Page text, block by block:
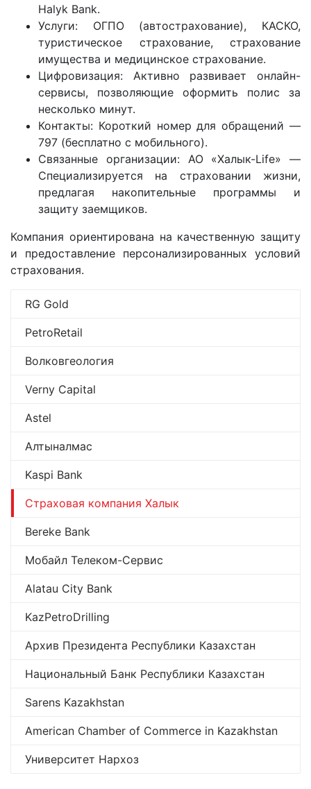
Halyk Bank.
Услуги: ОГПО (автострахование), КАСКО,
туристическое страхование, страхование
имущества и медицинское страхование.
Цифровизация: Активно развивает онлайн-
сервисы, позволяющие оформить полис за
несколько минут.
Контакты: Короткий номер для обращений —
797 (бесплатно с мобильного).
Связанные организации: АО «Халык-Life» —
Специализируется на страховании жизни,
предлагая накопительные программы и
защиту заемщиков.
Компания ориентирована на качественную защиту
и предоставление персонализированных условий
страхования.
RG Gold
PetroRetail
Волковгеология
Verny Capital
Astel
Алтыналмас
Kaspi Bank
Страховая компания Халык
Bereke Bank
Мобайл Телеком-Сервис
Alatau City Bank
KazPetroDrilling
Архив Президента Республики Казахстан
Национальный Банк Республики Казахстан
Sarens Kazakhstan
American Chamber of Commerce in Kazakhstan
Университет Нархоз